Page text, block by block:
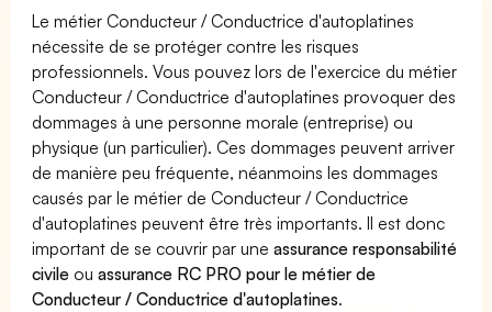
Le métier Conducteur / Conductrice d'autoplatines
nécessite de se protéger contre les risques
professionnels. Vous pouvez lors de l'exercice du métier
Conducteur / Conductrice d'autoplatines provoquer des
dommages à une personne morale (entreprise) ou
physique (un particulier). Ces dommages peuvent arriver
de manière peu fréquente, néanmoins les dommages
causés par le métier de Conducteur / Conductrice
d'autoplatines peuvent être très importants. Il est donc
important de se couvrir par uneassurance responsabilité
civile ouassurance RC PRO pour le métier de
Conducteur / Conductrice d'autoplatines.